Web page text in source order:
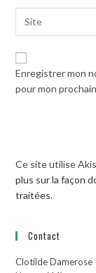
to
comment
address
to
comment
votre
site
(facultatif)
Enregistrer mon
pour mon
Ce site utilise
plus sur la façon
traitées.
Contact
Clotilde Damerose